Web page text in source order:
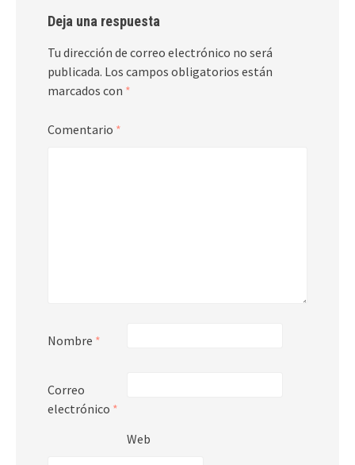
Deja una respuesta
Tu dirección de correo electrónico no será
publicada. Los campos obligatorios están
marcados con *
Comentario *
Nombre *
Correo
electrónico *
Web